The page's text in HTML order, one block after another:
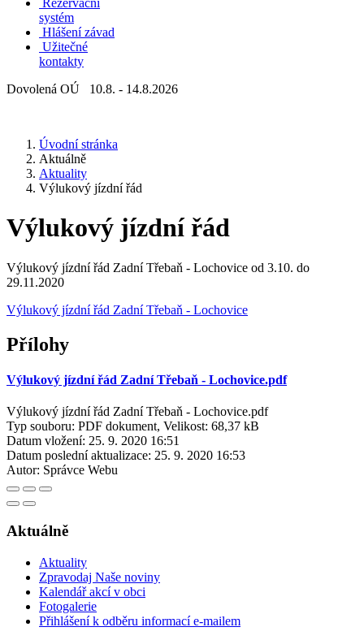
Rezervační
systém
Hlášení závad
Užitečné
kontakty
Dovolená OÚ 10.8. - 14.8.2026
Úvodní stránka
Aktuálně
Aktuality
Výlukový jízdní řád
Výlukový jízdní řád
Výlukový jízdní řád Zadní Třebaň - Lochovice od 3.10. do
29.11.2020
Výlukový jízdní řád Zadní Třebaň - Lochovice
Přílohy
Výlukový jízdní řád Zadní Třebaň - Lochovice.pdf
Výlukový jízdní řád Zadní Třebaň - Lochovice.pdf
Typ souboru: PDF dokument, Velikost: 68,37 kB
Datum vložení: 25. 9. 2020 16:51
Datum poslední aktualizace: 25. 9. 2020 16:53
Autor: Správce Webu
Aktuálně
Aktuality
Zpravodaj Naše noviny
Kalendář akcí v obci
Fotogalerie
Přihlášení k odběru informací e-mailem